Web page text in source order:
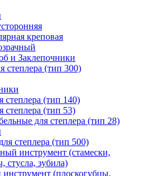
креповая
и Заклепочники
степлера (тип 300)
степлера (тип 140)
степлера (тип 53)
для степлера (тип 28)
степлера (тип 500)
инструмент (стамески,
стусла, зубила)
(плоскогубцы,